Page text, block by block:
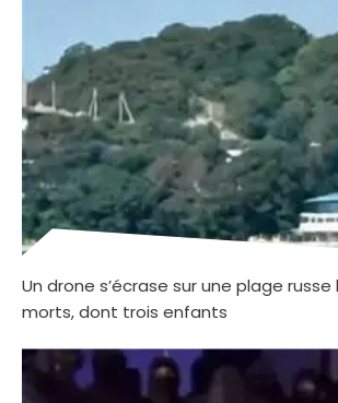
Un drone s’écrase sur une plage
morts, dont trois enfants